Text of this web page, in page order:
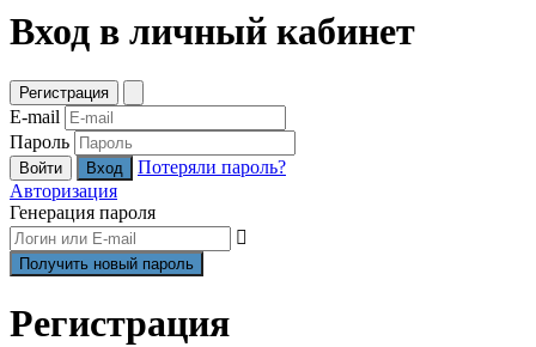
Вход в личный кабинет
Регистрация
E-mail
Пароль
Войти
Потеряли пароль?
Авторизация
Генерация пароля
Регистрация